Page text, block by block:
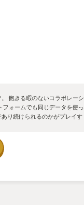
飽きる暇のないコラボレーシ
フォームでも同じデータを使っ
り続けられるのかがプレイす